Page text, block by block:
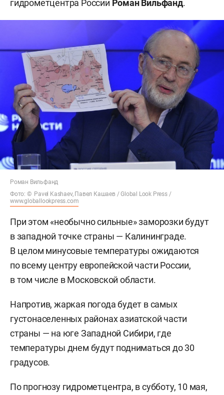
гидрометцентра России Роман Вильфанд.
Роман Вильфанд
Фото: © Pavel Kashaev, Павел Кашаев / Global Look Press /
www.globallookpress.com
При этом «необычно сильные» заморозки будут
в западной точке страны — Калининграде.
В целом минусовые температуры ожидаются
по всему центру европейской части России,
в том числе в Московской области.
Напротив, жаркая погода будет в самых
густонаселенных районах азиатской части
страны — на юге Западной Сибири, где
температуры днем будут подниматься до 30
градусов.
По прогнозу гидрометцентра, в субботу, 10 мая,